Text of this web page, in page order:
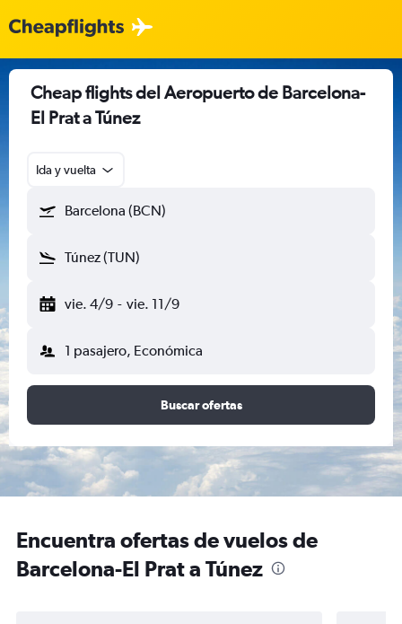
Cheap flights del Aeropuerto de Barcelona-
El Prat a Túnez
Ida y vuelta
Barcelona (BCN)
Túnez (TUN)
vie. 4/9 - vie. 11/9
1 pasajero, Económica
Buscar ofertas
Encuentra ofertas de vuelos de
Barcelona-El Prat a Túnez